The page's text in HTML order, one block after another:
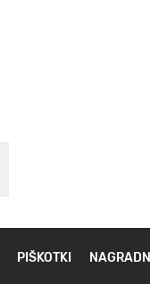
PIŠKOTKI